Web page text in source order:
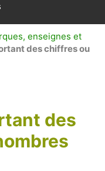
enseignes et
des chiffres ou
des